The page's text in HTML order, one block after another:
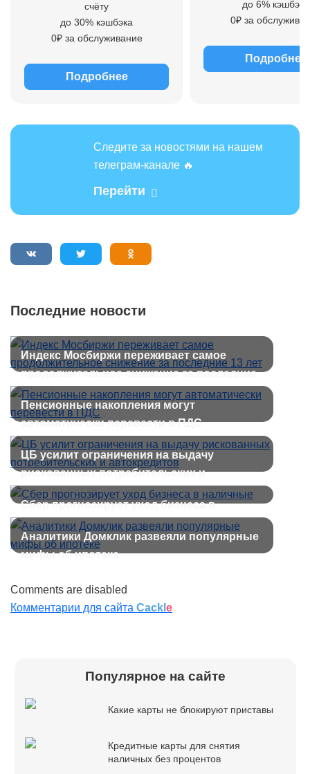
счёту
до 30% кэшбэка
0₽ за обслуживание
Подробнее
до 6% кэшбэка
0₽ за
Подробнее
Следите за новостями на нашем
телеграм-канале 🔥
Перейти
Последние новости
Индекс Мосбиржи переживает самое
продолжительное снижение за последние
13 лет
Пенсионные накопления могут
автоматически перевести в ПДС
ЦБ усилит ограничения на выдачу
рискованных потребительских и
автокредитов
Сбер прогнозирует уход бизнеса в
наличные
Аналитики Домклик развеяли популярные
мифы об ипотеке
Comments are disabled
Комментарии для сайта Cackl e
Популярное на сайте
Какие карты не блокируют приставы
Кредитные карты для снятия
наличных без процентов